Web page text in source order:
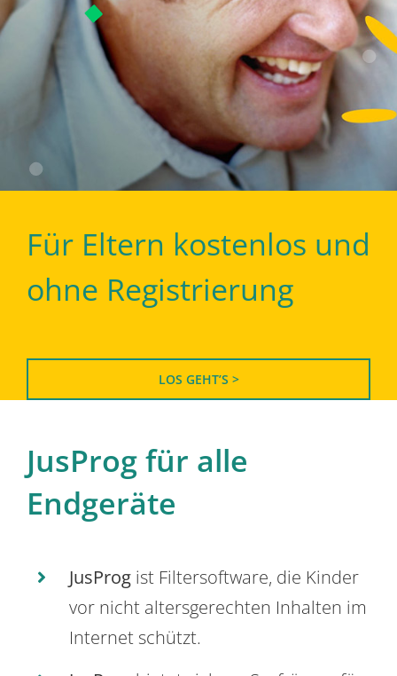
Für Eltern kostenlos und
ohne Registrierung
LOS GEHT’S >
JusProg für alle
Endgeräte
JusProg ist Filtersoftware, die Kinder
vor nicht altersgerechten Inhalten im
Internet schützt.